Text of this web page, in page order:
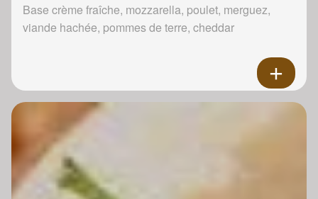
Base crème fraîche, mozzarella, poulet, merguez,
viande hachée, pommes de terre, cheddar